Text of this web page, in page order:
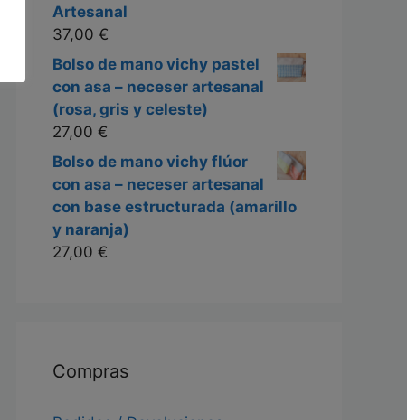
Artesanal
37,00 €
Bolso de mano vichy pastel
con asa – neceser artesanal
(rosa, gris y celeste)
27,00 €
Bolso de mano vichy flúor
con asa – neceser artesanal
con base estructurada (amarillo
y naranja)
27,00 €
Compras